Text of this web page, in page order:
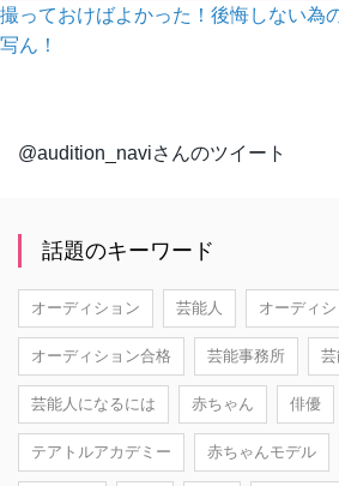
撮っておけばよかった！後悔しない為
写ん！
@audition_naviさんのツイート
話題のキーワード
オーディション 芸能人 オーディ
オーディション合格 芸能事務所 芸
芸能人になるには 赤ちゃん 俳優
テアトルアカデミー 赤ちゃんモデル